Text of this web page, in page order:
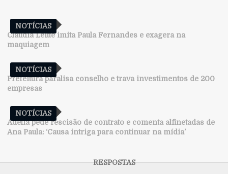
NOTÍCIAS
Claudia Leitte imita Paula Fernandes e exagera na
maquiagem
NOTÍCIAS
Prefeitura paralisa conselho e trava investimentos de 200
empresas
NOTÍCIAS
Adélia pede rescisão de contrato e comenta alfinetadas de
Ana Paula: ‘Causa intriga para continuar na mídia’